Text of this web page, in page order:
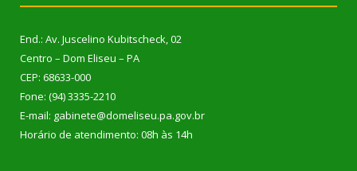
End.: Av. Juscelino Kubitscheck, 02
Centro – Dom Eliseu – PA
CEP: 68633-000
Fone: (94) 3335-2210
E-mail: gabinete@domeliseu.pa.gov.br
Horário de atendimento: 08h às 14h